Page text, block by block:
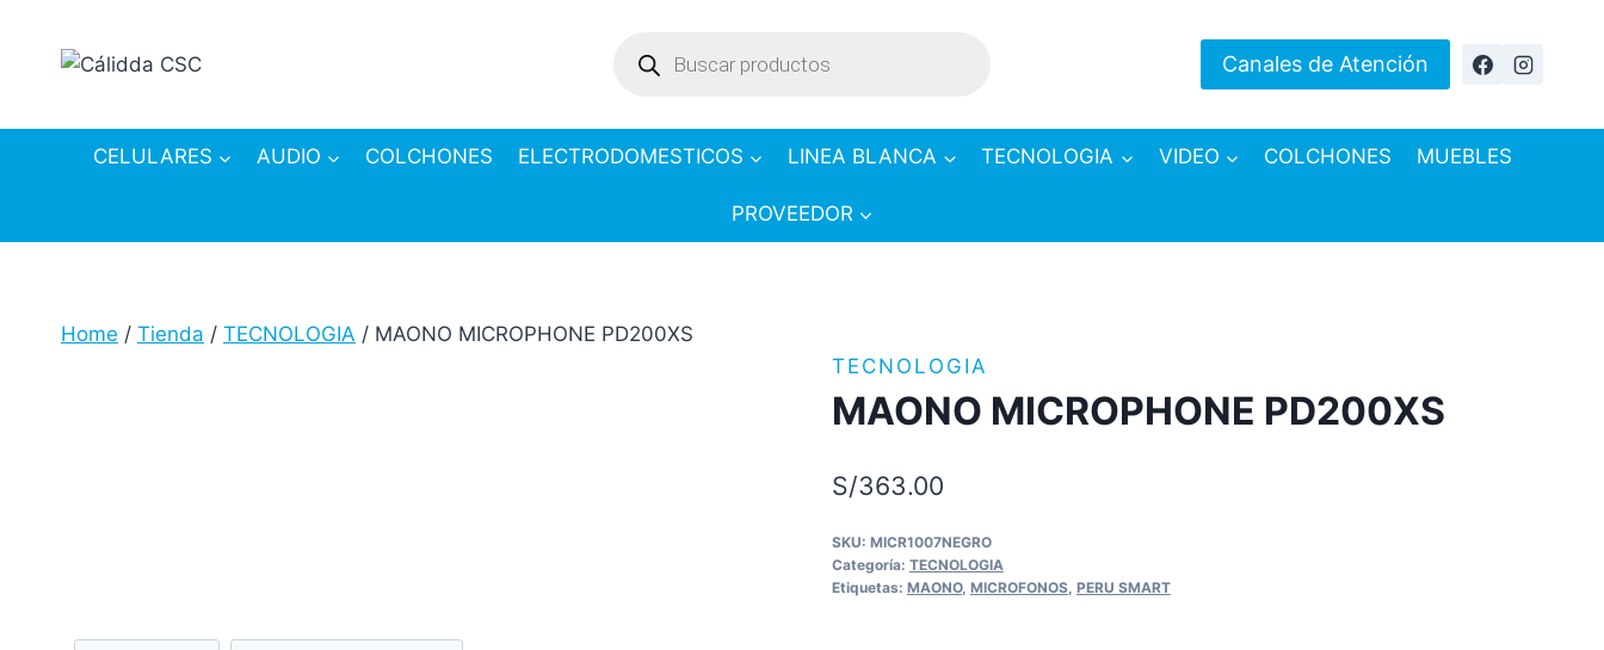
search
Canales de Atención
CELULARES AUDIO COLCHONES ELECTRODOMESTICOS LINEA BLANCA TECNOLOGIA VIDEO COLCHONES MUEBLES
PROVEEDOR
Home / Tienda / TECNOLOGIA / MAONO MICROPHONE PD200XS
TECNOLOGIA
MAONO MICROPHONE PD200XS
S/363.00
SKU: MICR1007NEGRO
Categoría: TECNOLOGIA
Etiquetas: MAONO, MICROFONOS, PERU SMART